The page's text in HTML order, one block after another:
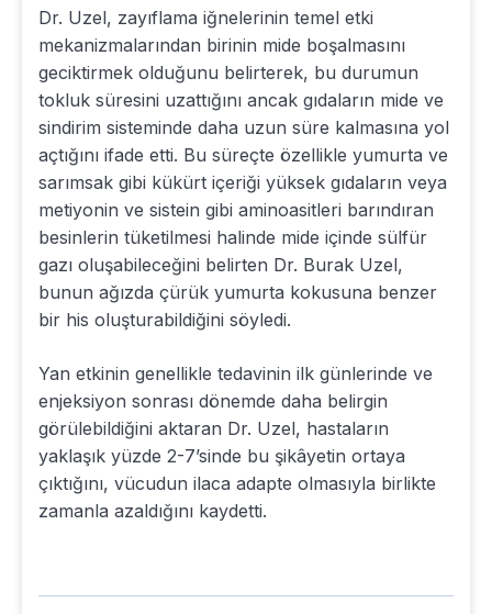
Dr. Uzel, zayıflama iğnelerinin temel etki
mekanizmalarından birinin mide boşalmasını
geciktirmek olduğunu belirterek, bu durumun
tokluk süresini uzattığını ancak gıdaların mide ve
sindirim sisteminde daha uzun süre kalmasına yol
açtığını ifade etti. Bu süreçte özellikle yumurta ve
sarımsak gibi kükürt içeriği yüksek gıdaların veya
metiyonin ve sistein gibi aminoasitleri barındıran
besinlerin tüketilmesi halinde mide içinde sülfür
gazı oluşabileceğini belirten Dr. Burak Uzel,
bunun ağızda çürük yumurta kokusuna benzer
bir his oluşturabildiğini söyledi.
Yan etkinin genellikle tedavinin ilk günlerinde ve
enjeksiyon sonrası dönemde daha belirgin
görülebildiğini aktaran Dr. Uzel, hastaların
yaklaşık yüzde 2-7’sinde bu şikâyetin ortaya
çıktığını, vücudun ilaca adapte olmasıyla birlikte
zamanla azaldığını kaydetti.